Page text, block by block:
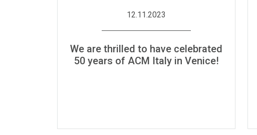
12.11.2023
We are thrilled to have celebrated
50 years of ACM Italy in Venice!